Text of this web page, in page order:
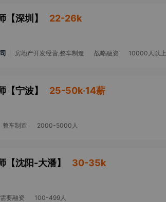
【深圳 】 22-26k
房地产开发经营,整车制造 战略融资 10000人以上
【宁波】 25-50k·14薪
整车制造 2000-5000人
【沈阳-大潘】 30-35k
要融资 100-499人